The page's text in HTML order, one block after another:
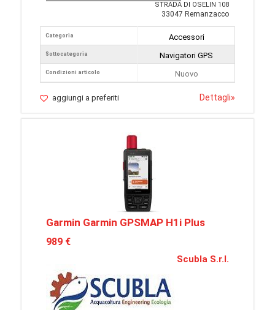
STRADA DI OSELIN 108
33047 Remanzacco
Categoria
Sottocategoria
Condizioni articolo
Accessori
Navigatori GPS
Nuovo
aggiungi a preferiti Dettagli»
Garmin Garmin GPSMAP H1i Plus
989 €
Scubla S.r.l.